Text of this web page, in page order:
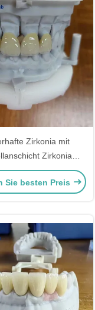
Zirkonia mit
Zirkonia
Krone
Sie besten Preis